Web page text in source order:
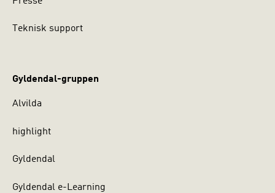
Teknisk support
Gyldendal-gruppen
Alvilda
highlight
Gyldendal
Gyldendal e-Learning